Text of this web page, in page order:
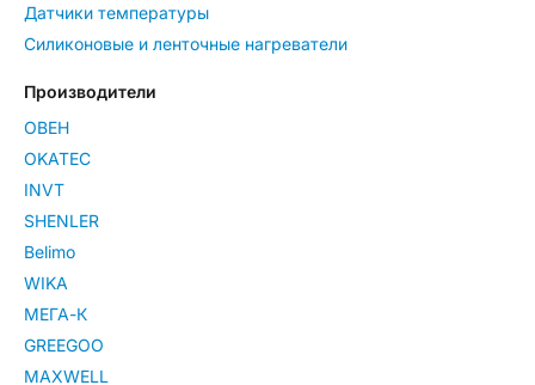
Датчики температуры
Силиконовые и ленточные нагреватели
Производители
ОВЕН
OKATEC
INVT
SHENLER
Belimo
WIKA
МЕГА-К
GREEGOO
MAXWELL